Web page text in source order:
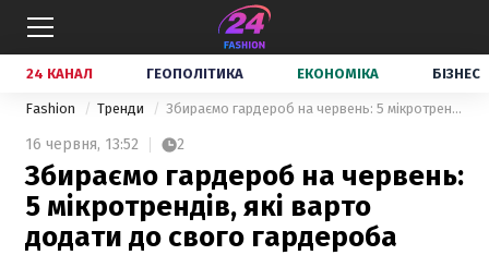
24 КАНАЛ ГЕОПОЛІТИКА ЕКОНОМІКА БІЗНЕС
Fashion Тренди Збираємо гардероб на червень: 5 мікротрендів, які варто додати до свого гардероба
16 червня, 13:52 2
Збираємо гардероб на червень:
5 мікротрендів, які варто
додати до свого гардероба